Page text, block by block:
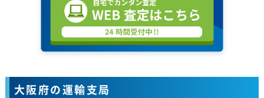
大阪府の運輸支局